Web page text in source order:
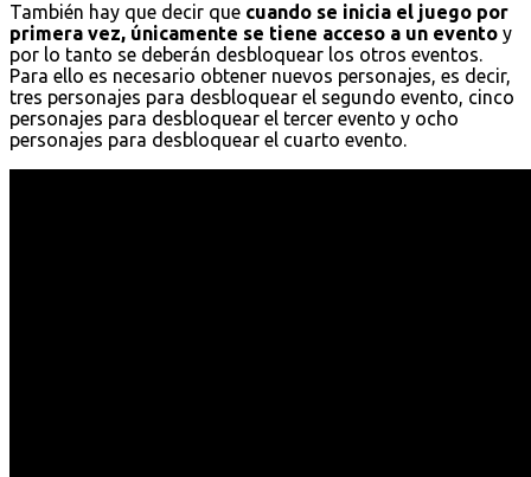
También hay que decir que cuando se inicia el juego por
primera vez, únicamente se tiene acceso a un evento y
por lo tanto se deberán desbloquear los otros eventos.
Para ello es necesario obtener nuevos personajes, es decir,
tres personajes para desbloquear el segundo evento, cinco
personajes para desbloquear el tercer evento y ocho
personajes para desbloquear el cuarto evento.